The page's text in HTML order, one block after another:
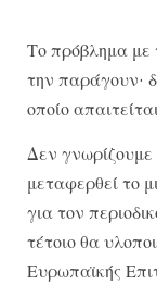
Το πρόβλημα με
την παράγουν·
οποίο
Δεν
μεταφερθεί το
για τον
τέτοιο θα
Ευρωπαϊκής